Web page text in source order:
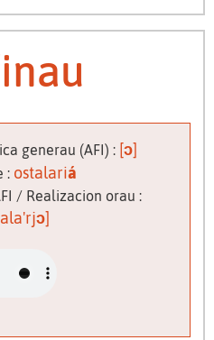
generau (AFI) : [ɔ]
: ostalariá
/ Realizacion orau :
ɔ]